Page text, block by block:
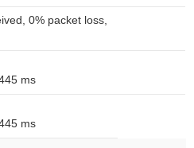
0% packet loss,
ms
ms